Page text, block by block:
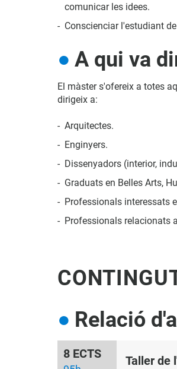
comunicar les idees.
Conscienciar l'estudiant
A qui va
El màster s'ofereix a totes
dirigeix a:
Arquitectes.
Enginyers.
Dissenyadors (interior,
Graduats en Belles Arts,
Professionals interessats
Professionals relacionats
Relació
8 ECTS Taller de